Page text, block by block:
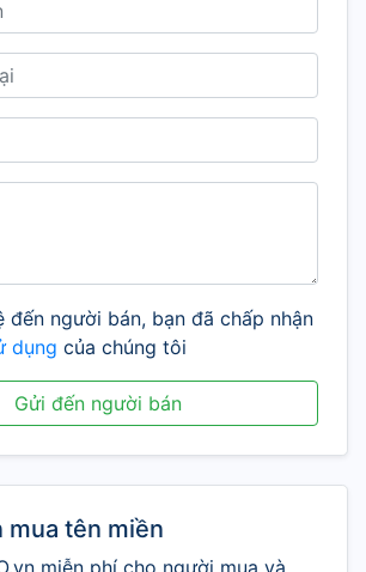
đến người bán, bạn đã chấp nhận
dụng của chúng tôi
Gửi đến người bán
mua tên miền